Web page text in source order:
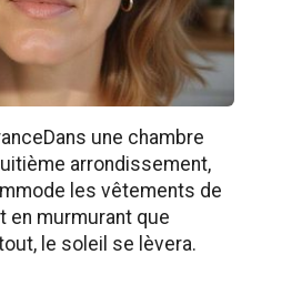
une chambre
arrondissement,
les vêtements de
en murmurant que
le soleil se lèvera.